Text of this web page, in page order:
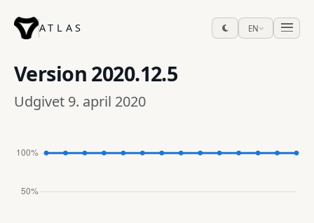
ATLAS EN
Version 2020.12.5
Udgivet 9. april 2020